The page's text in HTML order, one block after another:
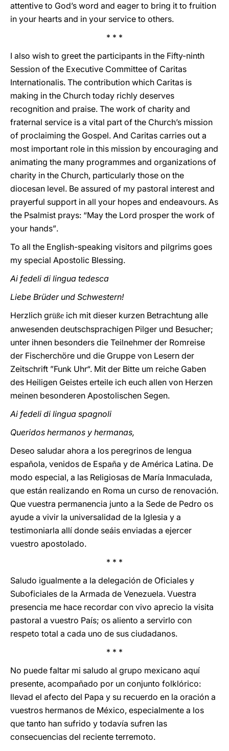
attentive to God’s word and eager to bring it to fruition
in your hearts and in your service to others.
* * *
I also wish to greet the participants in the Fifty-ninth
Session of the Executive Committee of Caritas
Internationalis. The contribution which Caritas is
making in the Church today richly deserves
recognition and praise. The work of charity and
fraternal service is a vital part of the Church’s mission
of proclaiming the Gospel. And Caritas carries out a
most important role in this mission by encouraging and
animating the many programmes and organizations of
charity in the Church, particularly those on the
diocesan level. Be assured of my pastoral interest and
prayerful support in all your hopes and endeavours. As
the Psalmist prays: “May the Lord prosper the work of
your hands”.
To all the English-speaking visitors and pilgrims goes
my special Apostolic Blessing.
Ai fedeli di lingua tedesca
Liebe Brüder und Schwestern!
Herzlich grüße ich mit dieser kurzen Betrachtung alle
anwesenden deutschsprachigen Pilger und Besucher;
unter ihnen besonders die Teilnehmer der Romreise
der Fischerchöre und die Gruppe von Lesern der
Zeitschrift ”Funk Uhr“. Mit der Bitte um reiche Gaben
des Heiligen Geistes erteile ich euch allen von Herzen
meinen besonderen Apostolischen Segen.
Ai fedeli di lingua spagnoli
Queridos hermanos y hermanas,
Deseo saludar ahora a los peregrinos de lengua
española, venidos de España y de América Latina. De
modo especial, a las Religiosas de María Inmaculada,
que están realizando en Roma un curso de renovación.
Que vuestra permanencia junto a la Sede de Pedro os
ayude a vivir la universalidad de la Iglesia y a
testimoniarla allí donde seáis enviadas a ejercer
vuestro apostolado.
* * *
Saludo igualmente a la delegación de Oficiales y
Suboficiales de la Armada de Venezuela. Vuestra
presencia me hace recordar con vivo aprecio la visita
pastoral a vuestro País; os aliento a servirlo con
respeto total a cada uno de sus ciudadanos.
* * *
No puede faltar mi saludo al grupo mexicano aquí
presente, acompañado por un conjunto folklórico:
llevad el afecto del Papa y su recuerdo en la oración a
vuestros hermanos de México, especialmente a los
que tanto han sufrido y todavía sufren las
consecuencias del reciente terremoto.